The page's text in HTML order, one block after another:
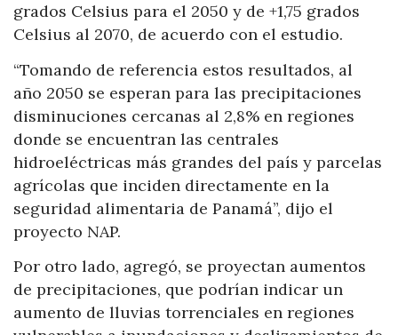
grados Celsius para el 2050 y de +1,75 grados
Celsius al 2070, de acuerdo con el estudio.
“Tomando de referencia estos resultados, al
año 2050 se esperan para las precipitaciones
disminuciones cercanas al 2,8% en regiones
donde se encuentran las centrales
hidroeléctricas más grandes del país y parcelas
agrícolas que inciden directamente en la
seguridad alimentaria de Panamá”, dijo el
proyecto NAP.
Por otro lado, agregó, se proyectan aumentos
de precipitaciones, que podrían indicar un
aumento de lluvias torrenciales en regiones